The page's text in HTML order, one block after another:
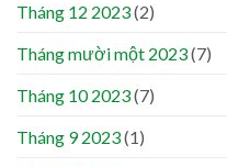
Tháng 12 2023(2)
Tháng mười một 2023(7)
Tháng 10 2023(7)
Tháng 9 2023(1)